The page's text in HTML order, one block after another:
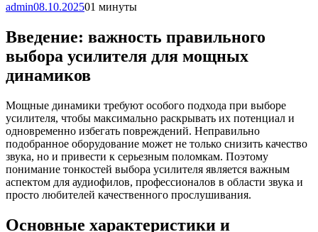
admin08.10.202501 минуты
Введение: важность правильного
выбора усилителя для мощных
динамиков
Мощные динамики требуют особого подхода при выборе
усилителя, чтобы максимально раскрывать их потенциал и
одновременно избегать повреждений. Неправильно
подобранное оборудование может не только снизить качество
звука, но и привести к серьезным поломкам. Поэтому
понимание тонкостей выбора усилителя является важным
аспектом для аудиофилов, профессионалов в области звука и
просто любителей качественного прослушивания.
Основные характеристики и